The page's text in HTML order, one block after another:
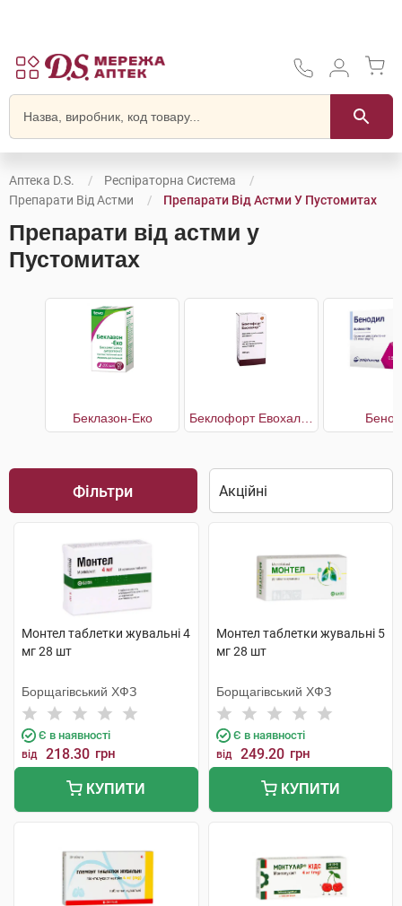
Аптека D.S.
Респіраторна Система
Препарати Від Астми
Препарати Від Астми У Пустомитах
Препарати від астми у
Пустомитах
Беклазон-Еко
Фільтри
Монтел таблетки жувальні 4
мг 28 шт
Борщагівський ХФЗ
Є в наявності
від 218.30 грн
КУПИТИ
Монтел таблетки жувальні 5
мг 28 шт
Борщагівський ХФЗ
Є в наявності
від 249.20 грн
КУПИТИ